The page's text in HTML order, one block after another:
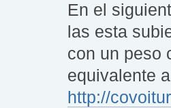
En el
las esta
con un peso
equivalente
http://